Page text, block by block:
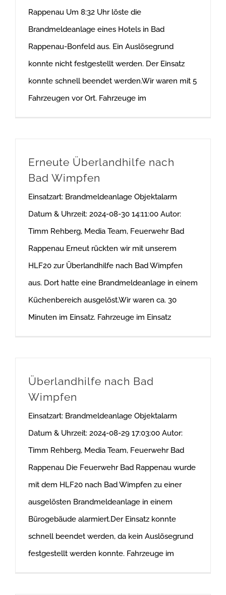
Rappenau Um 8:32 Uhr löste die
Brandmeldeanlage eines Hotels in Bad
Rappenau-Bonfeld aus. Ein Auslösegrund
konnte nicht festgestellt werden. Der Einsatz
konnte schnell beendet werden.Wir waren mit 5
Fahrzeugen vor Ort. Fahrzeuge im
Erneute Überlandhilfe nach
Bad Wimpfen
Einsatzart: Brandmeldeanlage Objektalarm
Datum & Uhrzeit: 2024-08-30 14:11:00 Autor:
Timm Rehberg, Media Team, Feuerwehr Bad
Rappenau Erneut rückten wir mit unserem
HLF20 zur Überlandhilfe nach Bad Wimpfen
aus. Dort hatte eine Brandmeldeanlage in einem
Küchenbereich ausgelöst.Wir waren ca. 30
Minuten im Einsatz. Fahrzeuge im Einsatz
Überlandhilfe nach Bad
Wimpfen
Einsatzart: Brandmeldeanlage Objektalarm
Datum & Uhrzeit: 2024-08-29 17:03:00 Autor:
Timm Rehberg, Media Team, Feuerwehr Bad
Rappenau Die Feuerwehr Bad Rappenau wurde
mit dem HLF20 nach Bad Wimpfen zu einer
ausgelösten Brandmeldeanlage in einem
Bürogebäude alarmiert.Der Einsatz konnte
schnell beendet werden, da kein Auslösegrund
festgestellt werden konnte. Fahrzeuge im